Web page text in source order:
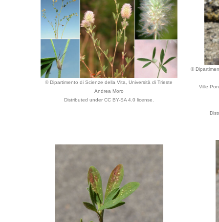
© Dipartimento di Scienze della Vita, Università di Trieste
Andrea Moro
Distributed under CC BY-SA 4.0 license.
©
Ville